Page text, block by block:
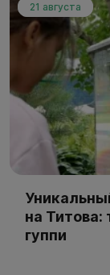
21 августа
на
гуппи